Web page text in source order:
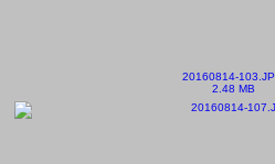
20160814-
2.48 MB